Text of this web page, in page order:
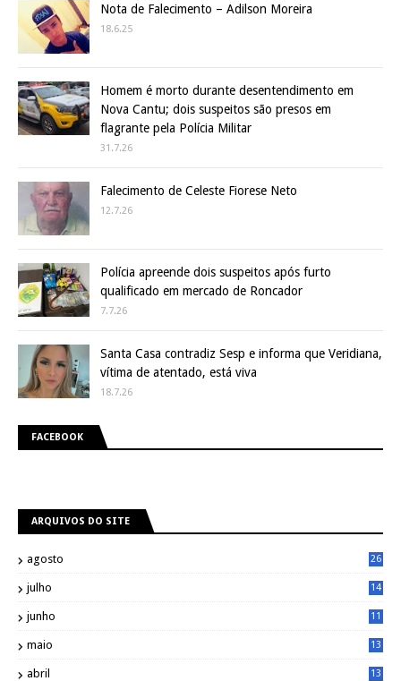
Nota de Falecimento – Adilson Moreira
18.6.25
Homem é morto durante desentendimento em
Nova Cantu; dois suspeitos são presos em
flagrante pela Polícia Militar
31.7.26
Falecimento de Celeste Fiorese Neto
12.7.26
Polícia apreende dois suspeitos após furto
qualificado em mercado de Roncador
7.7.26
Santa Casa contradiz Sesp e informa que Veridiana,
vítima de atentado, está viva
18.7.26
FACEBOOK
ARQUIVOS DO SITE
agosto 26
julho
14
junho
11
maio
13
abril
13